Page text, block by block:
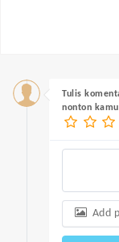
Tulis
nonton kamu
Add